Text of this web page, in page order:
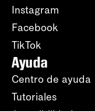
Instagram
Facebook
TikTok
Ayuda
Centro de ayuda
Tutoriales